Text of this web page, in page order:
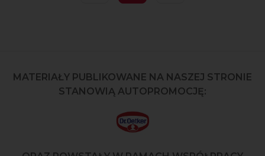
MATERIAŁY PUBLIKOWANE NA NASZEJ STRONIE
STANOWIĄ AUTOPROMOCJĘ: